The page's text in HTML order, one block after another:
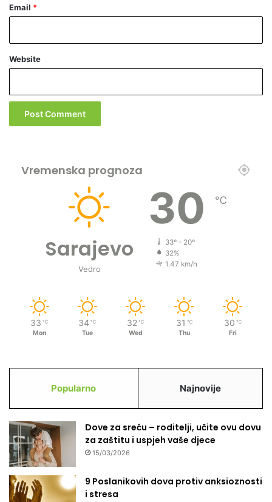
Email *
Website
Vremenska prognoza
Sarajevo
Vedro
30 ℃
33º - 20º
32%
1.47 km/h
33 ℃
Mon
34 ℃
Tue
32 ℃
Wed
31 ℃
Thu
30 ℃
Fri
Popularno Najnovije
Dove za sreću – roditelji, učite ovu dovu
za zaštitu i uspjeh vaše djece
15/03/2026
9 Poslanikovih dova protiv anksioznosti
i stresa